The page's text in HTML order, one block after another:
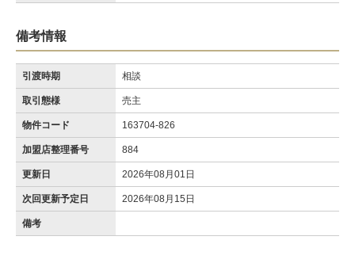
備考情報
引渡時期 相談
取引態様 売主
物件コード 163704-826
加盟店整理番号 884
更新日 2026年08月01日
次回更新予定日 2026年08月15日
備考